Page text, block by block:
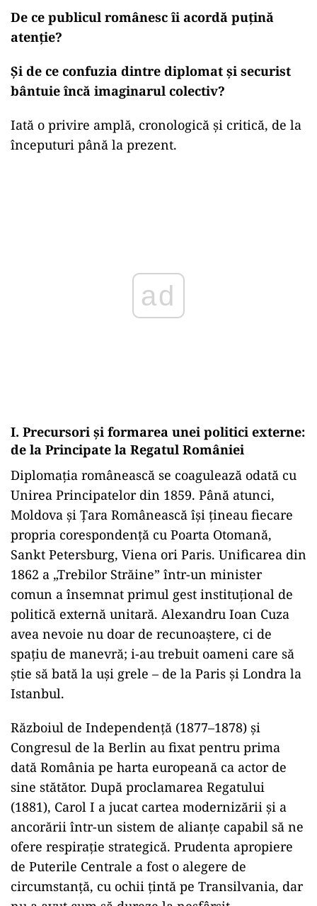
De ce publicul românesc îi acordă puțină
atenție?
Și de ce confuzia dintre diplomat și securist
bântuie încă imaginarul colectiv?
Iată o privire amplă, cronologică și critică, de la
începuturi până la prezent.
ad
I. Precursori și formarea unei politici externe:
de la Principate la Regatul României
Diplomația românească se coagulează odată cu
Unirea Principatelor din 1859. Până atunci,
Moldova și Țara Românească își țineau fiecare
propria corespondență cu Poarta Otomană,
Sankt Petersburg, Viena ori Paris. Unificarea din
1862 a „Trebilor Străine” într-un minister
comun a însemnat primul gest instituțional de
politică externă unitară. Alexandru Ioan Cuza
avea nevoie nu doar de recunoaștere, ci de
spațiu de manevră; i-au trebuit oameni care să
știe să bată la uși grele – de la Paris și Londra la
Istanbul.
Războiul de Independență (1877–1878) și
Congresul de la Berlin au fixat pentru prima
dată România pe harta europeană ca actor de
sine stătător. După proclamarea Regatului
(1881), Carol I a jucat cartea modernizării și a
ancorării într-un sistem de alianțe capabil să ne
ofere respirație strategică. Prudenta apropiere
de Puterile Centrale a fost o alegere de
circumstanță, cu ochii țintă pe Transilvania, dar